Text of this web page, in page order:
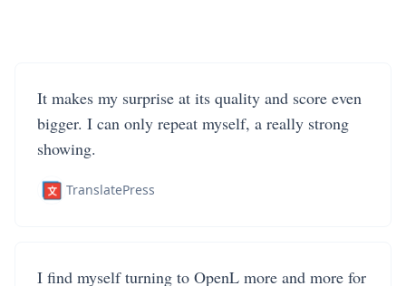
It makes my surprise at its quality and score even
bigger. I can only repeat myself, a really strong
showing.
TranslatePress
I find myself turning to OpenL more and more for